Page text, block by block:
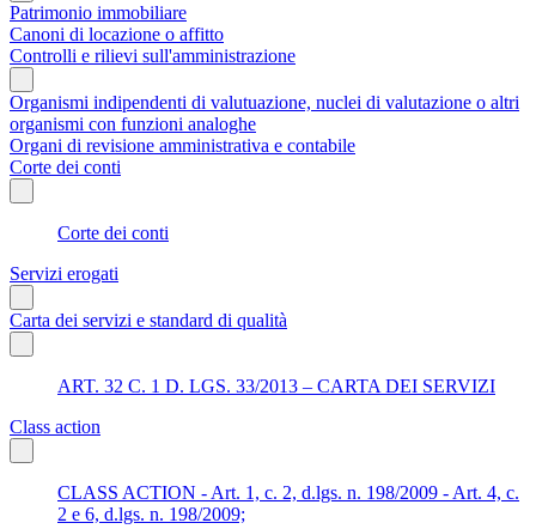
Patrimonio immobiliare
Canoni di locazione o affitto
Controlli e rilievi sull'amministrazione
Organismi indipendenti di valutuazione, nuclei di valutazione o altri
organismi con funzioni analoghe
Organi di revisione amministrativa e contabile
Corte dei conti
Corte dei conti
Servizi erogati
Carta dei servizi e standard di qualità
ART. 32 C. 1 D. LGS. 33/2013 – CARTA DEI SERVIZI
Class action
CLASS ACTION - Art. 1, c. 2, d.lgs. n. 198/2009 - Art. 4, c.
2 e 6, d.lgs. n. 198/2009;